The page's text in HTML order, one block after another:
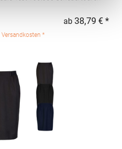
100% PolyesterAngaben zur
Brook Taverner BV
ab 38,79 € *
Versandkosten *